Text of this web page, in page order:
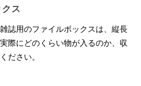
ス
誌用のファイルボックスは、縦長
際にどのくらい物が入るのか、収
ださい。